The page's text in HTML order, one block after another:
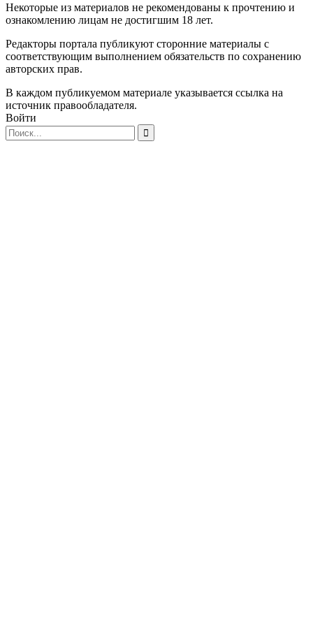
Некоторые из материалов не рекомендованы к прочтению и
ознакомлению лицам не достигшим 18 лет.
Редакторы портала публикуют сторонние материалы с
соответствующим выполнением обязательств по сохранению
авторских прав.
В каждом публикуемом материале указывается ссылка на
источник правообладателя.
Войти